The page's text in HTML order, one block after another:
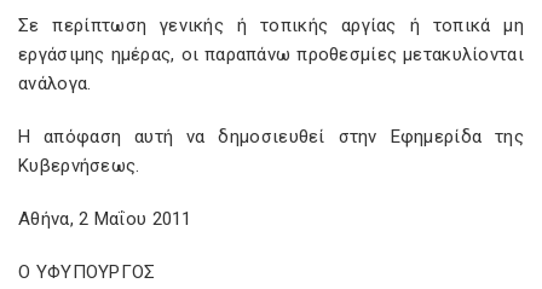
Σε περίπτωση γενικής ή τοπικής αργίας ή τοπικά μη
εργάσιμης ημέρας, οι παραπάνω προθεσμίες μετακυλίονται
ανάλογα.
Η απόφαση αυτή να δημοσιευθεί στην Εφημερίδα της
Κυβερνήσεως.
Αθήνα, 2 Μαΐου 2011
Ο ΥΦΥΠΟΥΡΓΟΣ